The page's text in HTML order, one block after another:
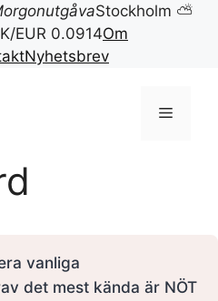
Stockholm ⛅
EUR 0.0914Om
Nyhetsbrev
Meny
vanliga
det mest kända är NÖT